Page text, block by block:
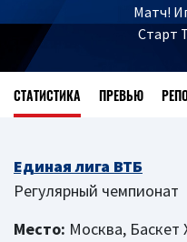
Матч!
Старт
СТАТИСТИКА ПРЕВЬЮ
Единая лига ВТБ
Регулярный чемпионат
Место: Москва,